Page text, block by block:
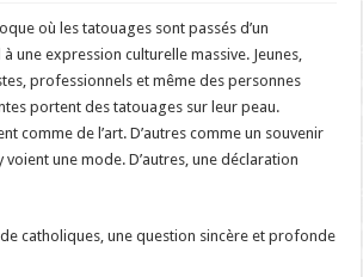
où les tatouages sont passés d’un
une expression culturelle massive. Jeunes,
professionnels et même des personnes
portent des tatouages sur leur peau.
comme de l’art. D’autres comme un souvenir
voient une mode. D’autres, une déclaration
catholiques, une question sincère et profonde